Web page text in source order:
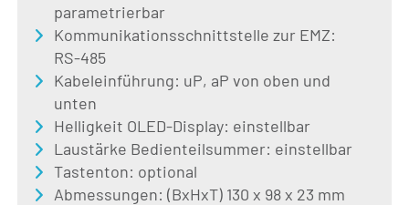
parametrierbar
Kommunikationsschnittstelle zur EMZ:
RS-485
Kabeleinführung: uP, aP von oben und
unten
Helligkeit OLED-Display: einstellbar
Laustärke Bedienteilsummer: einstellbar
Tastenton: optional
Abmessungen: (BxHxT) 130 x 98x 23 mm